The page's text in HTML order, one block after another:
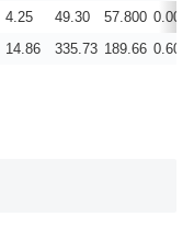
4.25 49.30 57.800 0.004
14.86 335.73 189.66 0.605